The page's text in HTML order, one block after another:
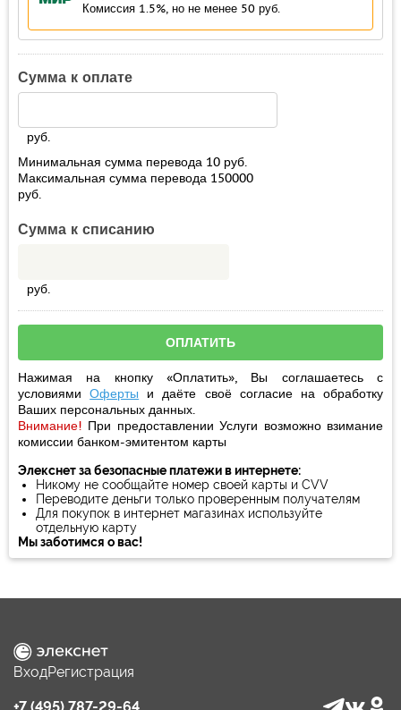
Комиссия 1.5%, но не менее 50 руб.
Сумма к оплате
руб.
Минимальная сумма перевода 10 руб.
Максимальная сумма перевода 150000
руб.
Сумма к списанию
руб.
Нажимая на кнопку «Оплатить», Вы соглашаетесь с
условиямиОферты и даёте своё согласиена обработку
Ваших персональных данных.
Внимание! При предоставлении Услуги возможно взимание
комиссии банком-эмитентом карты
Элекснет за безопасные платежи в интернете:
Никому не сообщайте номер своей карты и CVV
Переводите деньги только проверенным получателям
Для покупок в интернет магазинах используйте
отдельную карту
Мы заботимся о вас!
ВходРегистрация